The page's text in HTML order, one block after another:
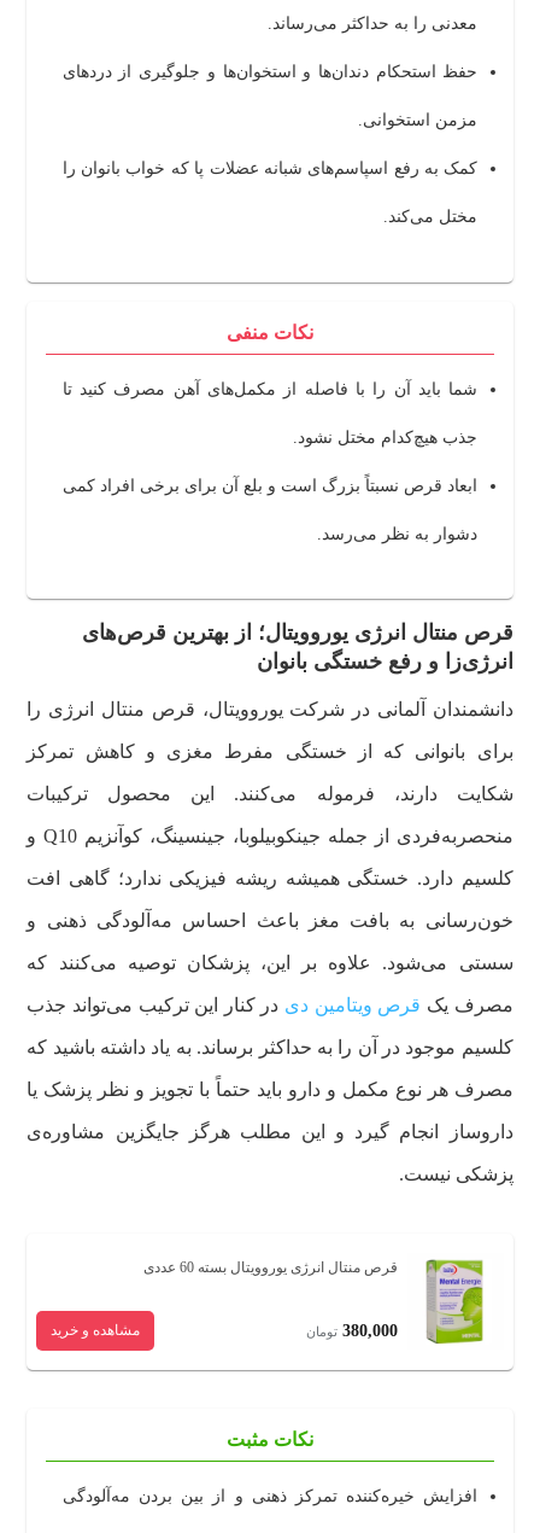
معدنی را به حداکثر می‌رساند.
حفظ استحکام دندان‌ها و استخوان‌ها و جلوگیری از دردهای
مزمن استخوانی.
کمک به رفع اسپاسم‌های شبانه عضلات پا که خواب بانوان را
مختل می‌کند.
نکات منفی
شما باید آن را با فاصله از مکمل‌های آهن مصرف کنید تا
جذب هیچ‌کدام مختل نشود.
ابعاد قرص نسبتاً بزرگ است و بلع آن برای برخی افراد کمی
دشوار به نظر می‌رسد.
قرص منتال انرژی یوروویتال؛ از بهترین قرص‌های
انرژی‌زا و رفع خستگی بانوان
دانشمندان آلمانی در شرکت یوروویتال، قرص منتال انرژی را
برای بانوانی که از خستگی مفرط مغزی و کاهش تمرکز
شکایت دارند، فرموله می‌کنند. این محصول ترکیبات
منحصربه‌فردی از جمله جینکوبیلوبا، جینسینگ، کوآنزیم Q10 و
کلسیم دارد. خستگی همیشه ریشه فیزیکی ندارد؛ گاهی افت
خون‌رسانی به بافت مغز باعث احساس مه‌آلودگی ذهنی و
سستی می‌شود. علاوه بر این، پزشکان توصیه می‌کنند که
مصرف یک قرص ویتامین دی در کنار این ترکیب می‌تواند جذب
کلسیم موجود در آن را به حداکثر برساند. به یاد داشته باشید که
مصرف هر نوع مکمل و دارو باید حتماً با تجویز و نظر پزشک یا
داروساز انجام گیرد و این مطلب هرگز جایگزین مشاوره‌ی
پزشکی نیست.
قرص منتال انرژی یوروویتال بسته 60 عددی
380,000 تومان مشاهده و خرید
نکات مثبت
افزایش خیره‌کننده تمرکز ذهنی و از بین بردن مه‌آلودگی